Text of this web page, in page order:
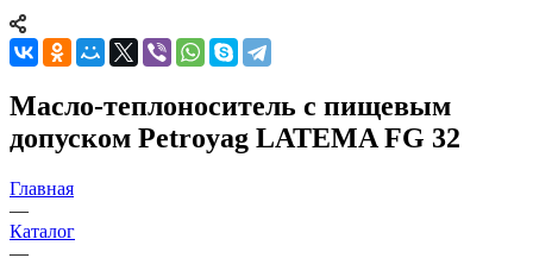
Масло-теплоноситель с пищевым
допуском Petroyag LATEMA FG 32
Главная
—
Каталог
—